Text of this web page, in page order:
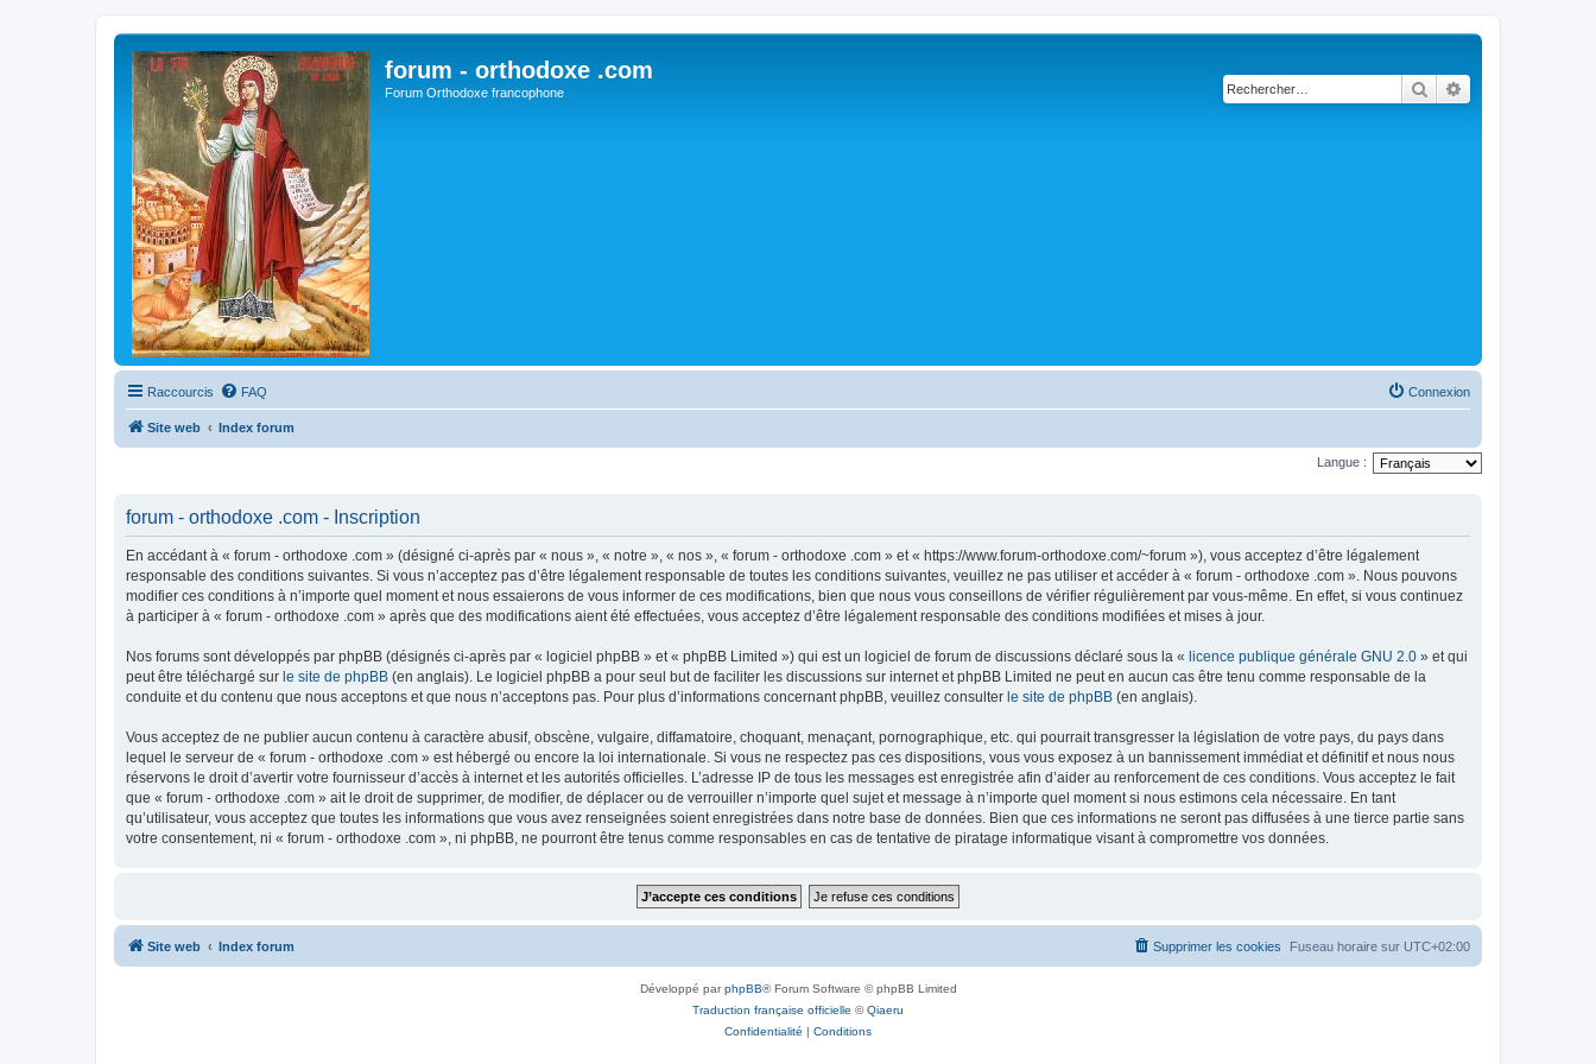
forum - orthodoxe .com
Forum Orthodoxe francophone Rechercher
Raccourcis FAQ Connexion
Site web Index forum
Langue :
forum - orthodoxe .com - Inscription
En accédant à « forum - orthodoxe .com » (désigné ci-après par « nous », « notre », « nos », « forum - orthodoxe .com » et « https://www.forum-orthodoxe.com/~forum »), vous acceptez d’être légalement
responsable des conditions suivantes. Si vous n’acceptez pas d’être légalement responsable de toutes les conditions suivantes, veuillez ne pas utiliser et accéder à « forum - orthodoxe .com ». Nous pouvons
modifier ces conditions à n’importe quel moment et nous essaierons de vous informer de ces modifications, bien que nous vous conseillons de vérifier régulièrement par vous-même. En effet, si vous continuez
à participer à « forum - orthodoxe .com » après que des modifications aient été effectuées, vous acceptez d’être légalement responsable des conditions modifiées et mises à jour.
Nos forums sont développés par phpBB (désignés ci-après par « logiciel phpBB » et « phpBB Limited ») qui est un logiciel de forum de discussions déclaré sous la « licence publique générale GNU 2.0 » et qui
peut être téléchargé sur le site de phpBB (en anglais). Le logiciel phpBB a pour seul but de faciliter les discussions sur internet et phpBB Limited ne peut en aucun cas être tenu comme responsable de la
conduite et du contenu que nous acceptons et que nous n’acceptons pas. Pour plus d’informations concernant phpBB, veuillez consulter le site de phpBB (en anglais).
Vous acceptez de ne publier aucun contenu à caractère abusif, obscène, vulgaire, diffamatoire, choquant, menaçant, pornographique, etc. qui pourrait transgresser la législation de votre pays, du pays dans
lequel le serveur de « forum - orthodoxe .com » est hébergé ou encore la loi internationale. Si vous ne respectez pas ces dispositions, vous vous exposez à un bannissement immédiat et définitif et nous nous
réservons le droit d’avertir votre fournisseur d’accès à internet et les autorités officielles. L’adresse IP de tous les messages est enregistrée afin d’aider au renforcement de ces conditions. Vous acceptez le fait
que « forum - orthodoxe .com » ait le droit de supprimer, de modifier, de déplacer ou de verrouiller n’importe quel sujet et message à n’importe quel moment si nous estimons cela nécessaire. En tant
qu’utilisateur, vous acceptez que toutes les informations que vous avez renseignées soient enregistrées dans notre base de données. Bien que ces informations ne seront pas diffusées à une tierce partie sans
votre consentement, ni « forum - orthodoxe .com », ni phpBB, ne pourront être tenus comme responsables en cas de tentative de piratage informatique visant à compromettre vos données.
Site web Index forum Fuseau horaire sur UTC+02:00
Supprimer les cookies
Développé parphpBB® Forum Software © phpBB Limited
Traduction française officielle ©Qiaeru
Confidentialité | Conditions